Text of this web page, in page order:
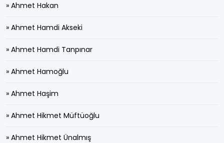
» Ahmet Hakan
» Ahmet Hamdi Akseki
» Ahmet Hamdi Tanpınar
» Ahmet Hamoğlu
» Ahmet Haşim
» Ahmet Hikmet Müftüoğlu
» Ahmet Hikmet Ünalmış